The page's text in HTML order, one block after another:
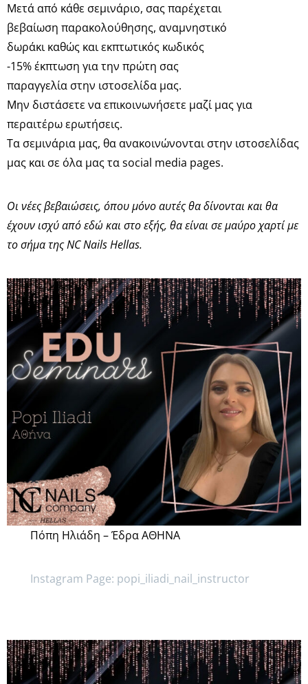
Μετά από κάθε σεμινάριο, σας παρέχεται
βεβαίωση παρακολούθησης, αναμνηστικό
δωράκι καθώς και εκπτωτικός κωδικός
-15% έκπτωση για την πρώτη σας
παραγγελία στην ιστοσελίδα μας.
Μην διστάσετε να επικοινωνήσετε μαζί μας για
περαιτέρω ερωτήσεις.
Τα σεμινάρια μας, θα ανακοινώνονται στην ιστοσελίδας
μας και σε όλα μας τα social media pages.
Οι νέες βεβαιώσεις, όπου μόνο αυτές θα δίνονται και θα
έχουν ισχύ από εδώ και στο εξής, θα είναι σε μαύρο χαρτί με
το σήμα της NC Nails Hellas.
Πόπη Ηλιάδη – Έδρα ΑΘΗΝΑ
Instagram Page: popi_iliadi_nail_instructor